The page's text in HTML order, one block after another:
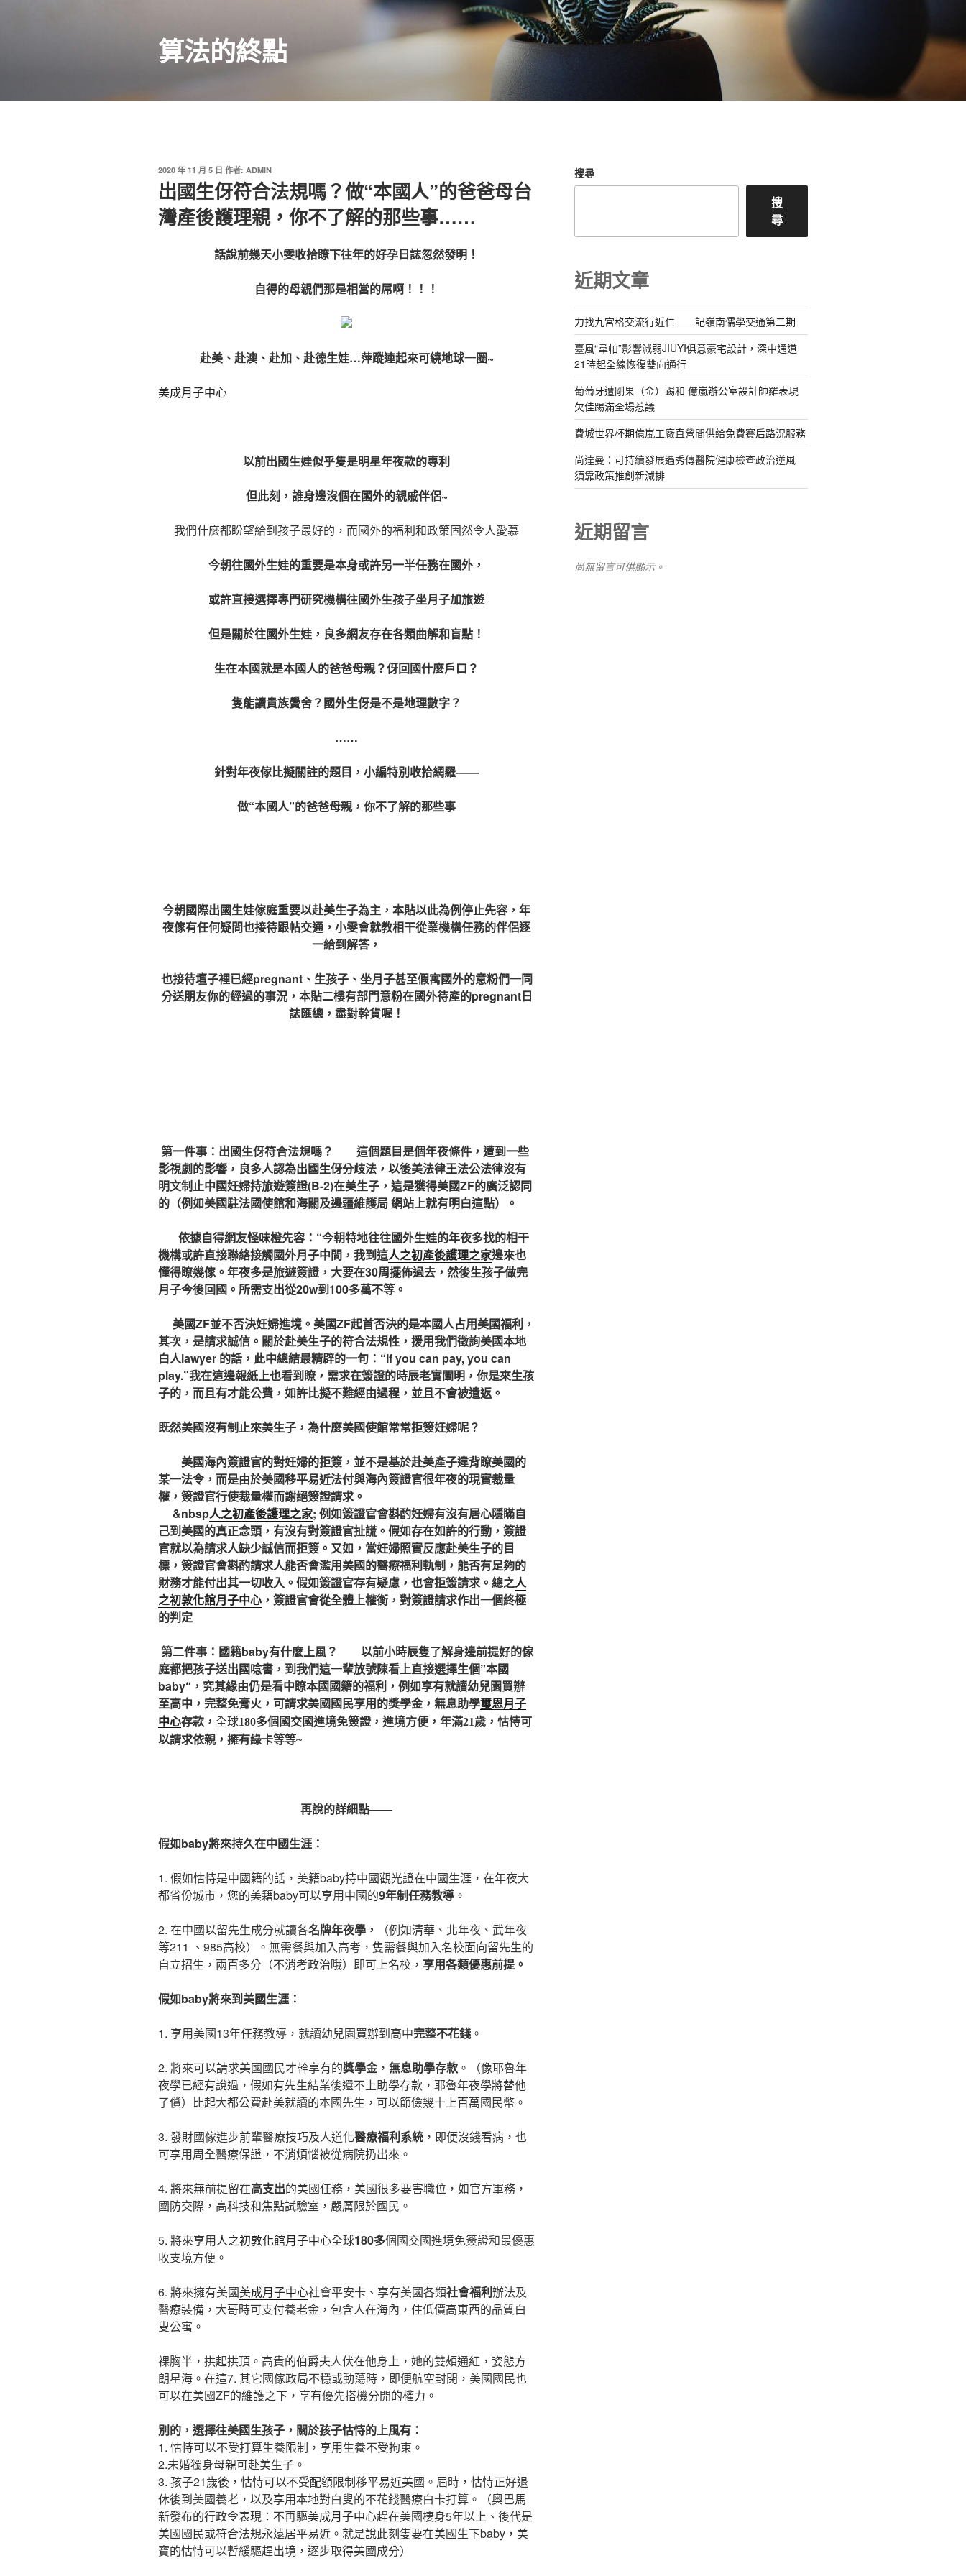
算法的終點
發
佈
於
2020 年 11 月 5 日 作者: ADMIN
出國生伢符合法規嗎？做“本國人”的爸爸母台
灣產後護理親，你不了解的那些事……
話說前幾天小雯收拾瞭下往年的好孕日誌忽然發明！
自得的母親們那是相當的屌啊！！！
赴美、赴澳、 赴加、 赴德生娃…萍蹤連起來可繞地球一圈~
美成月子中心
以前出國生娃似乎隻是明星年夜款的專利
但此刻，誰身邊沒個在國外的親戚伴侶~
我們什麼都盼望給到孩子最好的，而國外的福利和政策固然令人愛慕
今朝往國外生娃的重要是本身或許另一半任務在國外，
或許直接選擇專門研究機構往國外生孩子坐月子加旅遊
但是關於往國外生娃，良多網友存在各類曲解和盲點！
生在本國就是本國人的爸爸母親？伢回國什麼戶口？
隻能讀貴族黌舍？國外生伢是不是地理數字？
……
針對年夜傢比擬關註的題目，小編特別收拾網羅——
做“本國人”的爸爸母親，你不了解的那些事
今朝國際出國生娃傢庭重要以赴美生子為主，本貼以此為例停止先容，年
夜傢有任何疑問也接待跟帖交通，小雯會就教相干從業機構任務的伴侶逐
一給到解答，
也接待壇子裡已經pregnant、生孩子、坐月子甚至假寓國外的意粉們一同
分送朋友你的經過的事況，本貼二樓有部門意粉在國外待產的pregnant日
誌匯總，盡對幹貨喔！
第一件事：出國生伢符合法規嗎？
這個題目是個年夜條件，遭到一些
影視劇的影響，良多人認為出國生伢分歧法，以後美法律王法公法律沒有
明文制止中國妊婦持旅遊簽證(B-2)在美生子，這是獲得美國ZF的廣泛認同
的（例如美國駐法國使館和海關及邊疆維護局 網站上就有明白這點）。
依據自得網友怪味橙先容：“今朝特地往往國外生娃的年夜多找的相干
機構或許直接聯絡接觸國外月子中間，我到這人之初產後護理之家邊來也
懂得瞭幾傢。年夜多是旅遊簽證，大要在30周擺佈過去，然後生孩子做完
月子今後回國。所需支出從20w到100多萬不等。
美國ZF並不否決妊婦進境。美國ZF起首否決的是本國人占用美國福利，
其次，是請求誠信。關於赴美生子的符合法規性，援用我們徵詢美國本地
白人lawyer 的話，此中總結最精辟的一句：“If you can pay, you can
play.”我在這邊報紙上也看到瞭，需求在簽證的時辰老實闡明，你是來生孩
子的，而且有才能公費，如許比擬不難經由過程，並且不會被遣返。
既然美國沒有制止來美生子，為什麼美國使館常常拒簽妊婦呢？
美國海內簽證官的對妊婦的拒簽，並不是基於赴美產子違背瞭美國的
某一法令，而是由於美國移平易近法付與海內簽證官很年夜的現實裁量
權，簽證官行使裁量權而謝絕簽證請求。
&nbsp人之初產後護理之家; 例如簽證官會斟酌妊婦有沒有居心隱瞞自
己到美國的真正念頭，有沒有對簽證官扯謊。假如存在如許的行動，簽證
官就以為請求人缺少誠信而拒簽。又如，當妊婦照實反應赴美生子的目
標，簽證官會斟酌請求人能否會濫用美國的醫療福利軌制，能否有足夠的
財務才能付出其一切收入。假如簽證官存有疑慮，也會拒簽請求。總之人
之初敦化館月子中心 ，簽證官會從全體上權衡，對簽證請求作出一個終極
的判定
第二件事：國籍baby有什麼上風？
以前小時辰隻了解身邊前提好的傢
庭都把孩子送出國唸書，到我們這一輩放號陳看上直接選擇生個”本國
baby“，究其緣由仍是看中瞭本國國籍的福利，例如享有就讀幼兒園買辦
至高中，完整免膏火， 可請求美國國民享用的獎學金，無息助學璽恩月子
中心存款， 全球180多個國交國進境免簽證，進境方便， 年滿21歲，怙恃可
以請求依親，擁有綠卡等等~
再說的詳細點——
假如baby將來持久在中國生涯：
1. 假如怙恃是中國籍的話，美籍baby持中國觀光證在中國生涯，在年夜大
都省份城市，您的美籍baby可以享用中國的9年制任務教導 。
2. 在中國以留先生成分就讀各名牌年夜學，
（例如清華、北年夜、武年夜
等211 、985高校）。無需餐與加入高考，隻需餐與加入名校面向留先生的
自立招生，兩百多分（不消考政治哦）即可上名校， 享用各類優惠前提。
假如baby將來到美國生涯：
1. 享用美國13年任務教導，就讀幼兒園買辦到高中完整不花錢 。
2. 將來可以請求美國國民才幹享有的獎學金 ， 無息助學存款 。（像耶魯年
夜學已經有說過，假如有先生結業後還不上助學存款，耶魯年夜學將替他
了償）比起大都公費赴美就讀的本國先生，可以節儉幾十上百萬國民幣。
3. 發財國傢進步前輩醫療技巧及人道化醫療福利系統 ，即便沒錢看病，也
可享用周全醫療保證，不消煩惱被從病院扔出來。
4. 將來無前提留在高支出的美國任務，美國很多要害職位，如官方軍務，
國防交際，高科技和焦點試驗室，嚴厲限於國民。
5. 將來享用人之初敦化館月子中心全球180多個國交國進境免簽證和最優惠
收支境方便。
6. 將來擁有美國美成月子中心社會平安卡、享有美國各類社會福利辦法及
醫療裝備，大哥時可支付養老金，包含人在海內，住低價高東西的品質白
叟公寓。
裸胸半，拱起拱頂。高貴的伯爵夫人伏在他身上，她的雙頰通紅，姿態方
朗星海。在這7. 其它國傢政局不穩或動蕩時，即便航空封閉，美國國民也
可以在美國ZF的維護之下，享有優先搭機分開的權力。
別的，選擇往美國生孩子，關於孩子怙恃的上風有：
1. 怙恃可以不受打算生養限制，享用生養不受拘束。
2.未婚獨身母親可赴美生子。
3. 孩子21歲後，怙恃可以不受配額限制移平易近美國。屆時，怙恃正好退
休後到美國養老，以及享用本地對白叟的不花錢醫療白卡打算。（奧巴馬
新發布的行政令表現：不再驅美成月子中心趕在美國棲身5年以上、後代是
美國國民或符合法規永遠居平易近。就是說此刻隻要在美國生下baby，美
寶的怙恃可以暫緩驅趕出境，逐步取得美國成分）
搜尋
搜
尋
近期文章
力找九宮格交流行近仁——記嶺南儒學交通第二期
臺風“韋帕”影響減弱JIUYI俱意豪宅設計，深中通道
21時起全線恢復雙向通行
葡萄牙遭剛果（金）踢和 億嵐辦公室設計帥羅表現
欠佳踢滿全場惹議
費城世界杯期億嵐工廠直營間供給免費賽后路況服務
尚達曼：可持續發展遇秀傳醫院健康檢查政治逆風
須靠政策推創新減排
近期留言
尚無留言可供顯示。